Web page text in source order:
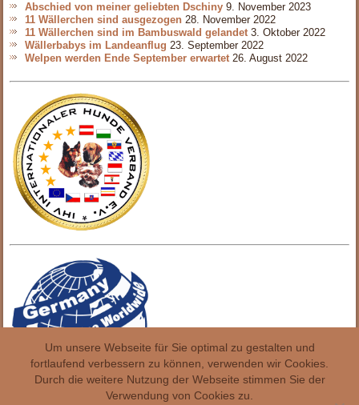
Abschied von meiner geliebten Dschiny 9. November 2023
11 Wällerchen sind ausgezogen 28. November 2022
11 Wällerchen sind im Bambuswald gelandet 3. Oktober 2022
Wällerbabys im Landeanflug 23. September 2022
Welpen werden Ende September erwartet 26. August 2022
Um unsere Webseite für Sie optimal zu gestalten und
fortlaufend verbessern zu können, verwenden wir Cookies.
Durch die weitere Nutzung der Webseite stimmen Sie der
Verwendung von Cookies zu.